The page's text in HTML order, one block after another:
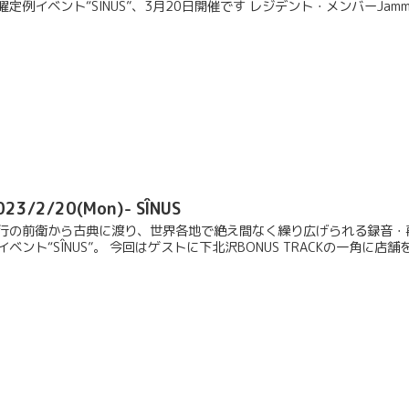
定例イベント“SÎNUS”、3月20日開催です レジデント・メンバー
2/20(Mon)- SÎNUS
の前衛から古典に渡り、世界各地で絶え間なく繰り広げられる録音
ベント“SÎNUS”。 今回はゲストに下北沢BONUS TRACKの一角に店